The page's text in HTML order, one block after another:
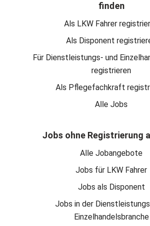
finden
Als LKW Fahrer
Als Disponent
Für Dienstleistungs- und
registrieren
Als Pflegefachkraft
Alle Jobs
Jobs ohne Registrierung
Alle Jobangebote
Jobs für LKW Fahrer
Jobs als Disponent
Jobs in der
Einzelhandelsbranche